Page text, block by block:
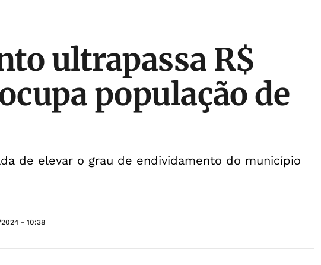
ultrapassa R$
população de
de elevar o grau de endividamento do município
- 10:38